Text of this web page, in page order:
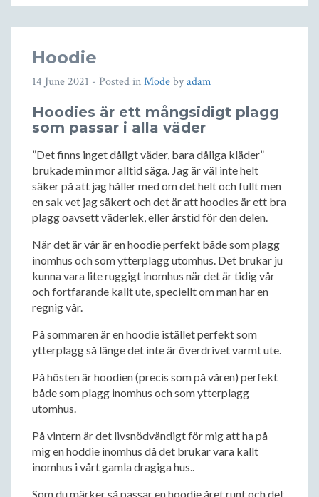
Hoodie
14 June 2021 - Posted inModebyadam
Hoodies är ett mångsidigt plagg
som passar i alla väder
”Det finns inget dåligt väder, bara dåliga kläder”
brukade min mor alltid säga. Jag är väl inte helt
säker på att jag håller med om det helt och fullt men
en sak vet jag säkert och det är att hoodies är ett bra
plagg oavsett väderlek, eller årstid för den delen.
När det är vår är en hoodie perfekt både som plagg
inomhus och som ytterplagg utomhus. Det brukar ju
kunna vara lite ruggigt inomhus när det är tidig vår
och fortfarande kallt ute, speciellt om man har en
regnig vår.
På sommaren är en hoodie istället perfekt som
ytterplagg så länge det inte är överdrivet varmt ute.
På hösten är hoodien (precis som på våren) perfekt
både som plagg inomhus och som ytterplagg
utomhus.
På vintern är det livsnödvändigt för mig att ha på
mig en hoddie inomhus då det brukar vara kallt
inomhus i vårt gamla dragiga hus..
Som du märker så passar en hoodie året runt och det